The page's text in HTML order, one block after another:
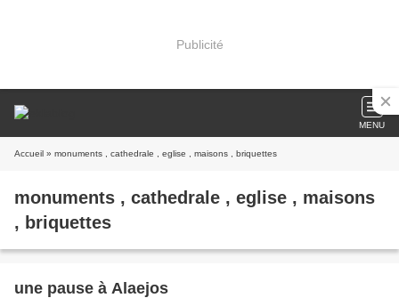
Publicité
MENU
Accueil » monuments , cathedrale , eglise , maisons , briquettes
monuments , cathedrale , eglise , maisons
, briquettes
une pause à Alaejos